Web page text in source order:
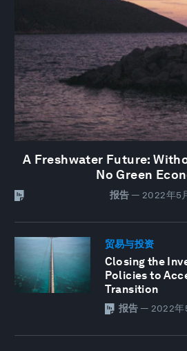
A Freshwater Future:
No Green
报告 — 2022年5
贸易与投资
Closing the
Policies to
Transition
报告 — 2022年